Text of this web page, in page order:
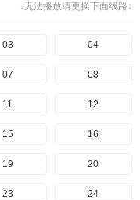
83 84
87 88
91 92
95 96
99 100
103 104
43 44
47 48
51 52
55 56
59 60
63 64
↓无法播放请更换下面线路↓
03 04
07 08
11 12
15 16
19 20
23 24